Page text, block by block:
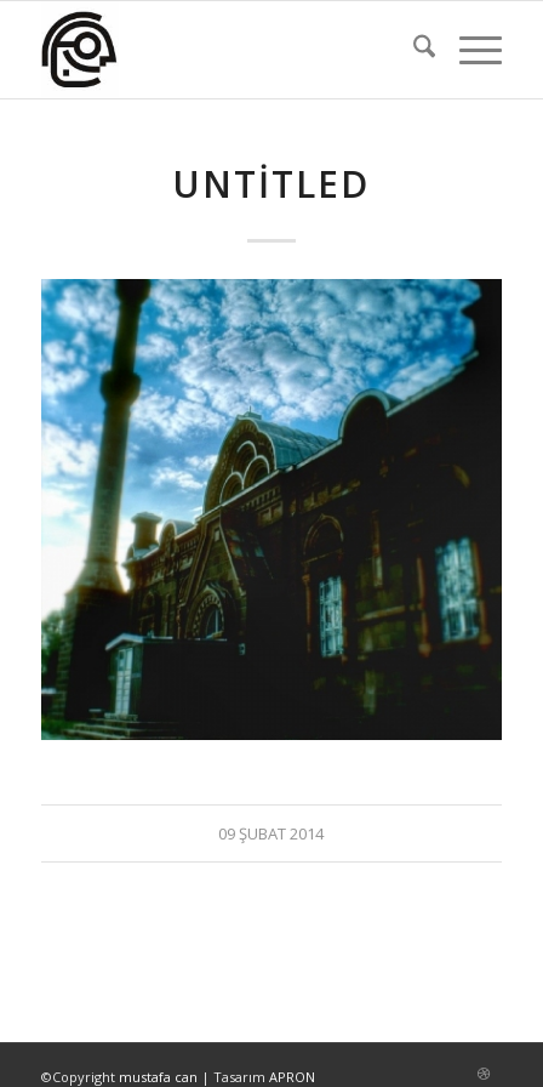
UNTITLED
09 ŞUBAT 2014
©Copyright mustafa can | Tasarım APRON